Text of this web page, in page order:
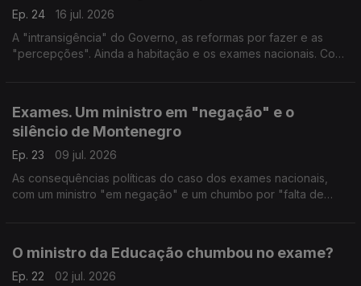
Ep. 24
16 jul. 2026
A "intransigência" do Governo, as reformas por fazer e as
"percepções". Ainda a habitação e os exames nacionais. Com
Exames. Um ministro em "negação" e o
silêncio de Montenegro
Ep. 23
09 jul. 2026
As consequências políticas do caso dos exames nacionais,
com um ministro "em negação" e um chumbo por "falta de
O ministro da Educação chumbou no exame?
Ep. 22
02 jul. 2026